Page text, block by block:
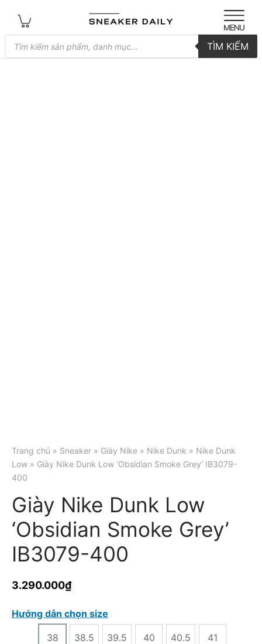
Tìm
kiếm
sản
TÌM KIẾM
Trang chủ » Sneaker » Giày Nike » Nike Dunk » Nike Dunk
Low » Giày Nike Dunk Low ‘Obsidian Smoke Grey’ IB3079-
400
Giày Nike Dunk Low
‘Obsidian Smoke Grey’
IB3079-400
3.290.000₫
Hướng dẫn chọn size
38 38.5 39.5 40 40.5 41